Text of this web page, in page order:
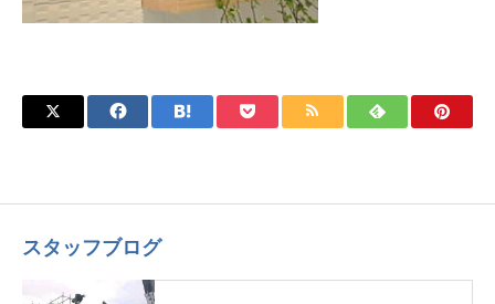
スタッフブログ